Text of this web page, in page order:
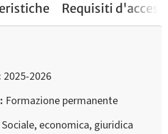
Requisiti
2025-2026
Formazione permanente
Sociale, economica, giuridica